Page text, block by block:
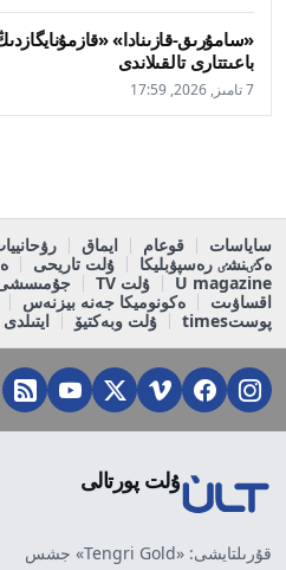
«سامۇرىق-قازىنادا»
باعىتتارى تالقىلاندى
7 تامىز, 2026, 17:59
ساياسات قوعام ايماق
ەكٸنشٸ رەسپۋبليكا
ۇلت تاريحى
U magazine
ۇلت TV
جۇمىسشى
اقساۋىت
ەكونوميكا جەنە بيزنەس
پوستtimes
ۇلت وبەكتيۆ
ۇلت پورتالى
قۇرىلتايشى: «Tengri Gold» جشس